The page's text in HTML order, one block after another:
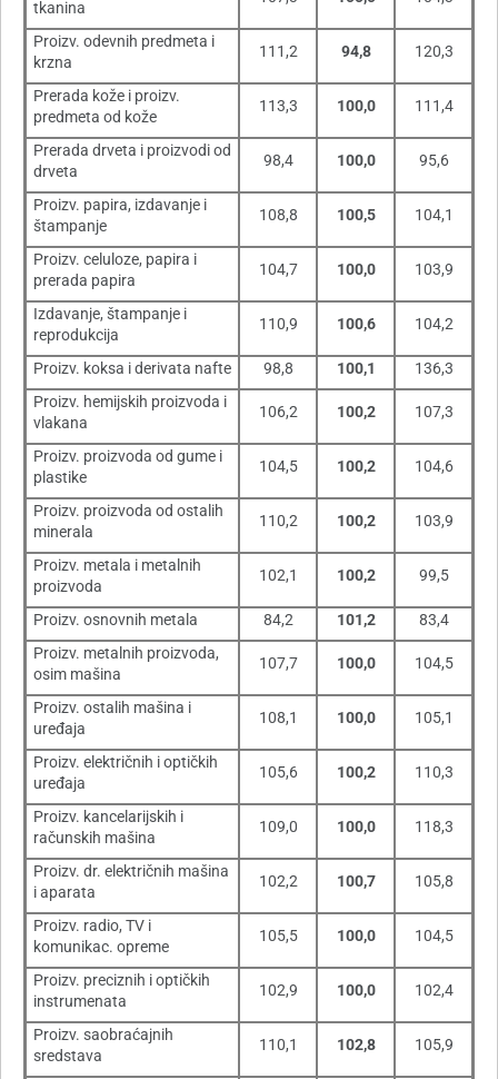
tkanina
Proizv. odevnih predmeta i
krzna
111,2 94,8 120,3
Prerada kože i proizv.
predmeta od kože
113,3 100,0 111,4
Prerada drveta i proizvodi od
drveta
98,4 100,0 95,6
Proizv. papira, izdavanje i
štampanje
108,8 100,5 104,1
Proizv. celuloze, papira i
prerada papira
104,7 100,0 103,9
Izdavanje, štampanje i
reprodukcija
110,9 100,6 104,2
Proizv. koksa i derivata nafte 98,8 100,1
136,3
Proizv. hemijskih proizvoda i
vlakana
106,2 100,2 107,3
Proizv. proizvoda od gume i
plastike
104,5 100,2 104,6
Proizv. proizvoda od ostalih
minerala
110,2 100,2 103,9
Proizv. metala i metalnih
proizvoda
102,1 100,2 99,5
Proizv. osnovnih metala 84,2 101,2
83,4
Proizv. metalnih proizvoda,
osim mašina
107,7 100,0 104,5
Proizv. ostalih mašina i
uređaja
108,1 100,0 105,1
Proizv. električnih i optičkih
uređaja
105,6 100,2 110,3
Proizv. kancelarijskih i
računskih mašina
109,0 100,0 118,3
Proizv. dr. električnih mašina
i aparata
102,2 100,7 105,8
Proizv. radio, TV i
komunikac. opreme
105,5 100,0 104,5
Proizv. preciznih i optičkih
instrumenata
102,9 100,0 102,4
Proizv. saobraćajnih
sredstava
110,1 102,8 105,9